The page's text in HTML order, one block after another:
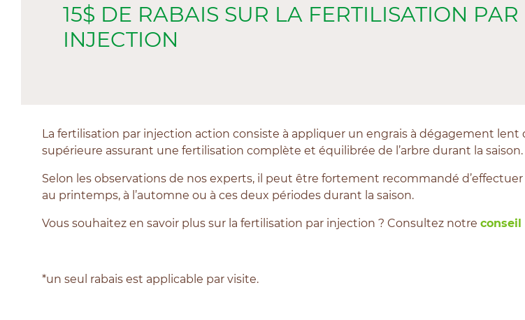
15$ DE RABAIS SUR LA FERTILISATION PAR
INJECTION
La fertilisation par injection action consiste à appliquer un engrais à dégagement lent
supérieure assurant une fertilisation complète et équilibrée de l’arbre durant la saison.
Selon les observations de nos experts, il peut être fortement recommandé
au printemps, à l’automne ou à ces deux périodes durant la saison.
Vous souhaitez en savoir plus sur la fertilisation par injection ? Consultez notre conseil
*un seul rabais est applicable par visite.